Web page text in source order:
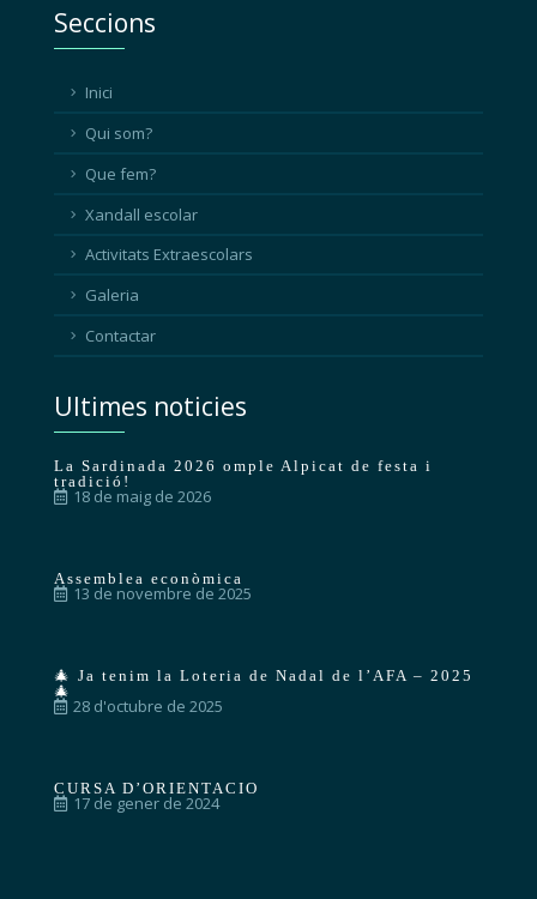
Seccions
Inici
Qui som?
Que fem?
Xandall escolar
Activitats Extraescolars
Galeria
Contactar
Ultimes noticies
La Sardinada 2026 omple Alpicat de festa i
tradició!
18 de maig de 2026
Assemblea econòmica
13 de novembre de 2025
🎄 Ja tenim la Loteria de Nadal de l’AFA – 2025
🎄
28 d'octubre de 2025
CURSA D’ORIENTACIO
17 de gener de 2024